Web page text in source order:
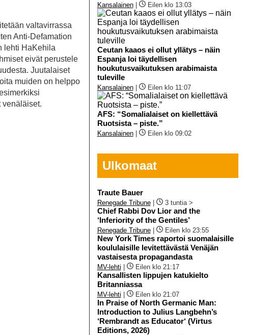
valtavirrassa
Anti-Defamation
lehti HaKehila
eivät perustele
Juutalaiset
muiden on helppo
venäläiset.
Kansalainen| Eilen klo 13:03
Ceutan kaaos ei ollut yllätys – näin
Espanja loi täydellisen
houkutusvaikutuksen arabimaista
tuleville
Kansalainen| Eilen klo 11:07
AFS: “Somalialaiset on kiellettävä
Ruotsista – piste.”
Kansalainen| Eilen klo 09:02
Ulkomaat
Traute Bauer
Renegade Tribune| 3 tuntia >
Chief Rabbi Dov Lior and the
‘Inferiority of the Gentiles’
Renegade Tribune| Eilen klo 23:55
New York Times raportoi suomalaisille
koululaisille levitettävästä Venäjän
vastaisesta propagandasta
MV-lehti Eilen klo 21:17
Kansallisten lippujen katukielto
Britanniassa
MV-lehti Eilen klo 21:07
In Praise of North Germanic Man:
Introduction to Julius Langbehn’s
‘Rembrandt as Educator‘ (Virtus
Editions, 2026)